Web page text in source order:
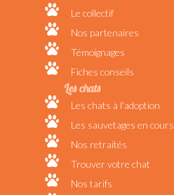
Le collectif
Nos partenaires
Témoignages
Fiches conseils
Les chats
Les chats à l'adoption
Les sauvetages en cours
Nos retraités
Trouver votre chat
Nos tarifs